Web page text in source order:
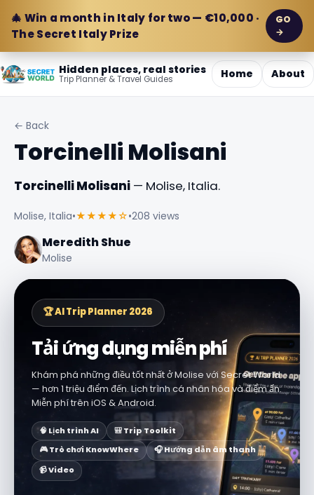
🎄 Win a month in Italy for two — €10,000 ·
The Secret Italy Prize
GO
→
Hidden places, real stories
Trip Planner & Travel Guides Home About
← Back
Torcinelli Molisani
Torcinelli Molisani — Molise, Italia.
Molise, Italia•★★★★☆•208 views
Meredith Shue
Molise
🏆 AI Trip Planner 2026
Tải ứng dụng miễn phí
Khám phá những điều tốt nhất ở Molise với Secret World
— hơn 1 triệu điểm đến. Lịch trình cá nhân hóa và điểm ẩn.
Miễn phí trên iOS & Android.
🧠 Lịch trình AI
🎒 Trip Toolkit
🎮 Trò chơi KnowWhere
🎧 Hướng dẫn âm thanh
📹 Video